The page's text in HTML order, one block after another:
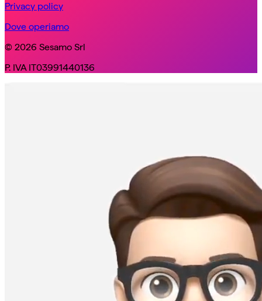
Privacy policy
Dove operiamo
© 2026 Sesamo Srl
P. IVA IT03991440136